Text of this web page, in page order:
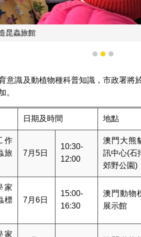
1 2 3
意識及動植物種科普知識，市政署將
。
日期及時間 地點
作
旅
7月5日
10:30-
12:00
澳門大熊
訊中心(石
郊野公園)
家
標
7月6日
15:00-
16:30
澳門動物
展示館
家